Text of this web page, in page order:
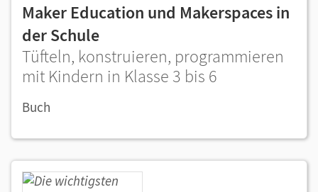
Maker Education und Makerspaces in
der Schule
Tüfteln, konstruieren, programmieren
mit Kindern in Klasse 3 bis 6
Buch